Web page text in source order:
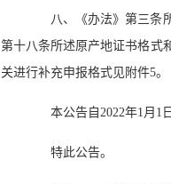
八、《办法》第三条所
第十八条所述原产地证书格式
关进行补充申报格式见附件5。
本公告自2022年1月1日
特此公告。